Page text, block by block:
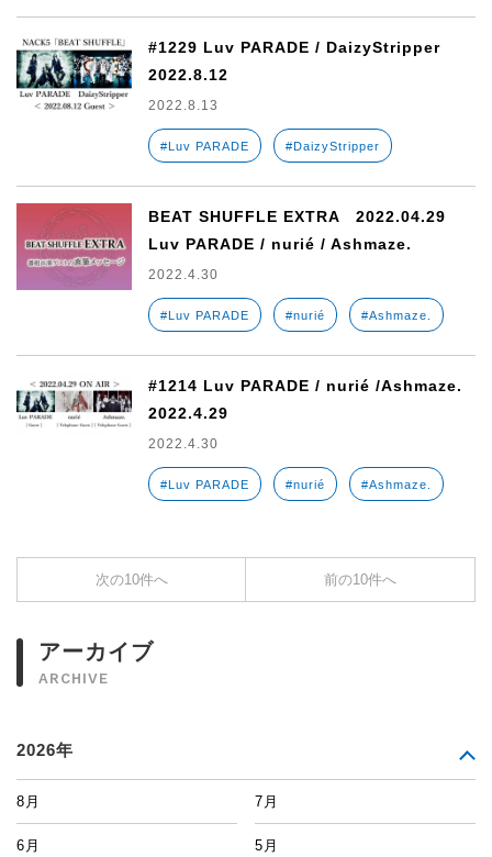
#1229 Luv PARADE / DaizyStripper
2022.8.12
2022.8.13
#Luv PARADE #DaizyStripper
BEAT SHUFFLE EXTRA 2022.04.29
Luv PARADE / nurié / Ashmaze.
2022.4.30
#Luv PARADE #nurié #Ashmaze.
#1214 Luv PARADE / nurié /Ashmaze.
2022.4.29
2022.4.30
#Luv PARADE #nurié #Ashmaze.
次の10件へ 前の10件へ
アーカイブ
ARCHIVE
2026年
8月 7月
6月 5月